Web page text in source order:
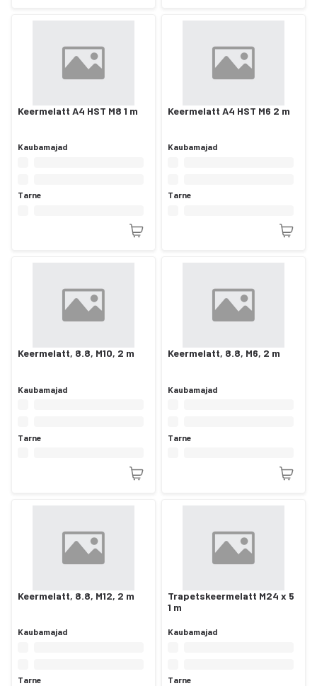
Keermelatt A4 HST M8 1 m
Kaubamajad
Tarne
Keermelatt A4 HST M6 2 m
Kaubamajad
Tarne
Keermelatt, 8.8, M10, 2 m
Kaubamajad
Tarne
Keermelatt, 8.8, M6, 2 m
Kaubamajad
Tarne
Keermelatt, 8.8, M12, 2 m
Kaubamajad
Tarne
Trapetskeermelatt M24 x 5
1 m
Kaubamajad
Tarne